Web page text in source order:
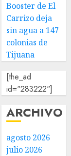
Booster de El
Carrizo deja
sin agua a 147
colonias de
Tijuana
[the_ad
id="283222"]
ARCHIVO
agosto 2026
julio 2026